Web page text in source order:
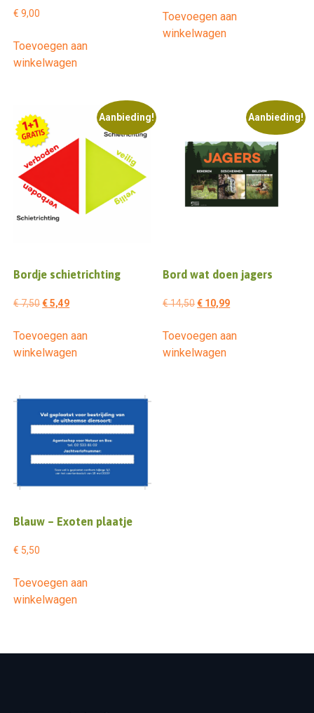
€ 9,00
Toevoegen aan
winkelwagen
was:
€ 14,50.
is:
Toevoegen aan
winkelwagen
Aanbieding!
Bordje schietrichting
€7,50Oorspronkelijke
was:
€ 7,50.
€5,49Huidige
is:
€ 5,49.
Toevoegen aan
winkelwagen
Aanbieding!
Bord wat doen jagers
€14,50Oorspronkelijke
was:
€ 14,50.
€ 10,99Huidige
is:
Toevoegen aan
winkelwagen
Blauw – Exoten plaatje
€ 5,50
Toevoegen aan
winkelwagen